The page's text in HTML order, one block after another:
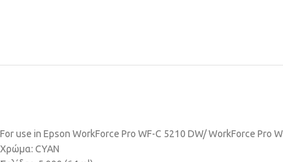
For use in Epson WorkForce Pro WF-C 5210 DW/ WorkForce Pro
Χρώμα: CYAN